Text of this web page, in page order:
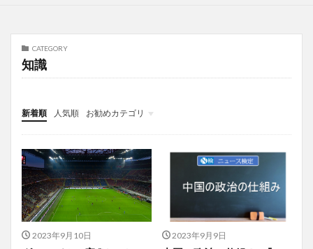
CATEGORY
知識
新着順 人気順
お勧めカテゴリ
投稿
学び
マンガ
電子書籍
2023年9月10日 2023年9月9日